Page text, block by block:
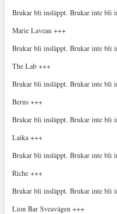
Brukar bli insläppt. Brukar inte bli
Marie Laveau +++
Brukar bli insläppt. Brukar inte bli
The Lab +++
Brukar bli insläppt. Brukar inte bli
Berns +++
Brukar bli insläppt. Brukar inte bli
Laika +++
Brukar bli insläppt. Brukar inte bli
Riche +++
Brukar bli insläppt. Brukar inte bli
Lion Bar Sveavägen +++